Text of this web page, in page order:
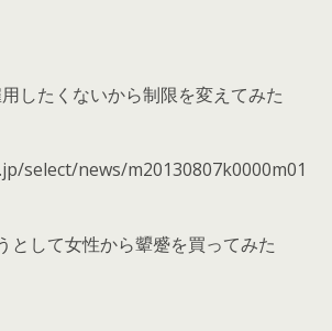
したくないから制限を変えてみた
select/news/m20130807k0000m01
として女性から顰蹙を買ってみた